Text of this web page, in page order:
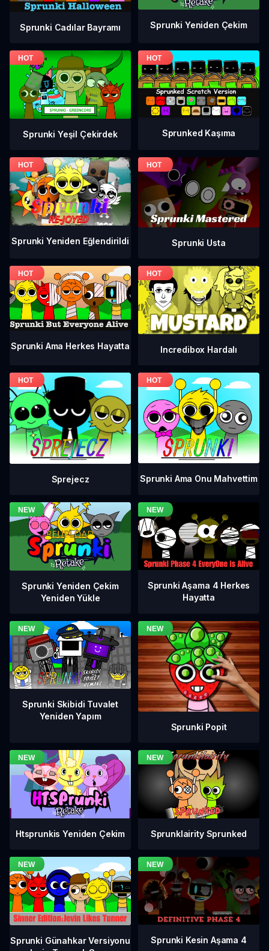
Sprunki Cadılar Bayramı Sprunki Yeniden Çekim
Sprunki Yeşil Çekirdek Sprunked Kaşıma
Sprunki Yeniden Eğlendirildi Sprunki Usta
Sprunki Ama Herkes Hayatta Incredibox Hardalı
Sprejecz Sprunki Ama Onu Mahvettim
Sprunki Yeniden Çekim
Yeniden Yükle
Sprunki Aşama 4 Herkes
Hayatta
Sprunki Skibidi Tuvalet
Yeniden Yapım
Sprunki Popit
Htsprunkis Yeniden Çekim Sprunklairity Sprunked
Sprunki Günahkar Versiyonu
Sprunki Kesin Aşama 4